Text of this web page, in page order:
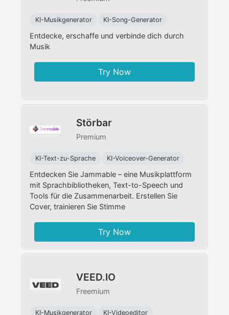
KI-Musikgenerator KI-Song-Generator
Entdecke, erschaffe und verbinde dich durch
Musik
Try Now
Störbar
Premium
KI-Text-zu-Sprache KI-Voiceover-Generator
Entdecken Sie Jammable – eine Musikplattform
mit Sprachbibliotheken, Text-to-Speech und
Tools für die Zusammenarbeit. Erstellen Sie
Cover, trainieren Sie Stimme
Try Now
VEED.IO
Freemium
KI-Musikgenerator KI-Videoeditor